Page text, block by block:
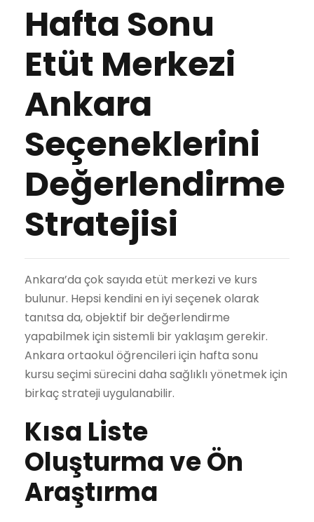
Hafta Sonu
Etüt Merkezi
Ankara
Seçeneklerini
Değerlendirme
Stratejisi
Ankara’da çok sayıda etüt merkezi ve kurs
bulunur. Hepsi kendini en iyi seçenek olarak
tanıtsa da, objektif bir değerlendirme
yapabilmek için sistemli bir yaklaşım gerekir.
Ankara ortaokul öğrencileri için hafta sonu
kursu seçimi sürecini daha sağlıklı yönetmek için
birkaç strateji uygulanabilir.
Kısa Liste
Oluşturma ve Ön
Araştırma